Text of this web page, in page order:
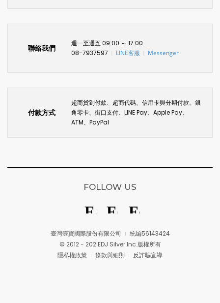
聯絡我們
週一至週五 09:00 ～ 17:00
08-7937597
LINE客服 Messenger
付款方式
超商貨到付款、超商代碼、信用卡與分期付款、銀
角零卡、街口支付、LINE Pay、Apple Pay、
ATM、PayPal
臺灣壹寶國際股份有限公司
統編56143424
© 2012 - 202 EDJ Silver Inc.版權所有
隱私權政策
條款與細則 反詐騙宣導
FOLLOW US